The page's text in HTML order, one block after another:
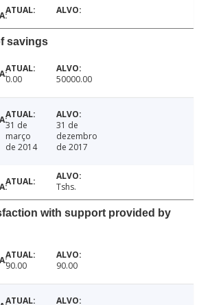
savings
0.00 50000.00
31 de
março
de 2014
31 de
dezembro
de 2017
Tshs.
with support provided by
90.00 90.00